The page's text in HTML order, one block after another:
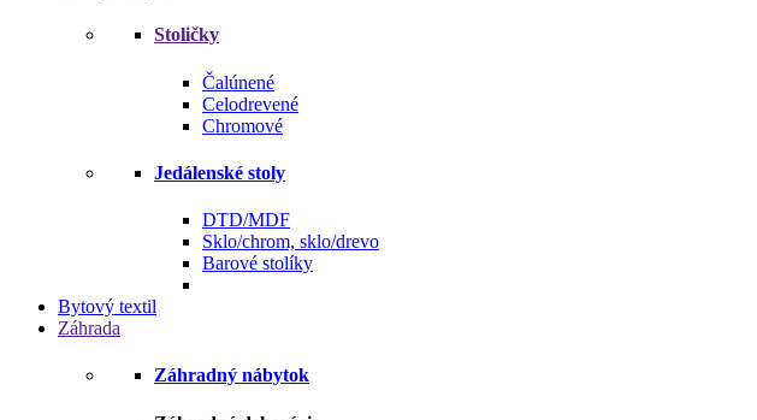
Stoličky
Čalúnené
Celodrevené
Chromové
Jedálenské stoly
DTD/MDF
Sklo/chrom, sklo/drevo
Barové stolíky
Bytový textil
Záhrada
Záhradný nábytok